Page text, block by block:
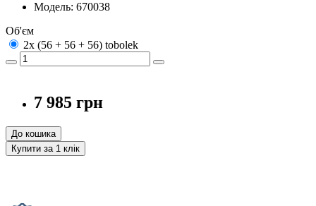
Модель: 670038
Об'єм
2x (56 + 56 + 56) tobolek
7 985 грн
До кошика
Купити за 1 клiк